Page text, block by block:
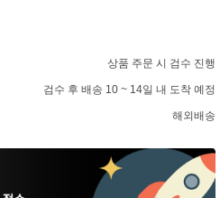
상품 주문 시 검수 진행
검수 후 배송 10 ~ 14일 내 도착 예정
해외배송